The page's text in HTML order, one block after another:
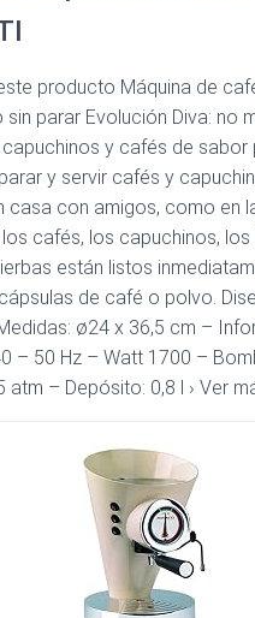
producto Máquina de
sin parar Evolución Diva: no
y cafés de
y servir cafés y
casa con amigos, como en
cafés, los capuchinos,
están listos
de café o polvo.
ø24 x 36,5 cm –
– 50 Hz – Watt 1700 –
atm – Depósito: 0,8 l › Ver